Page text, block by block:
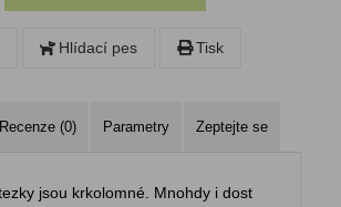
Hlídací pes Tisk
Recenze (0) Parametry Zeptejte se
jsou krkolomné. Mnohdy i dost